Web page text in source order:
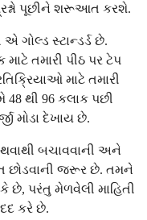
પૂછીને શરૂઆત કરશે.
ગોલ્ડ સ્ટાન્ડર્ડ છે.
તમારી પીઠ પર ટેપ
માટે તમારી
48 થી 96 કલાક પછી
મોડા દેખાય છે.
થવાથી બચાવવાની અને
છોડવાની જરૂર છે. તમને
પરંતુ મેળવેલી માહિતી
કરે છે.